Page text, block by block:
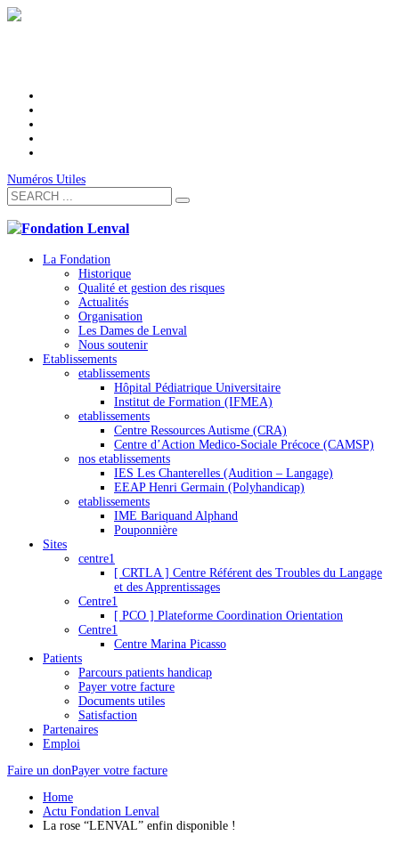
Numéros Utiles
La Fondation
Historique
Qualité et gestion des risques
Actualités
Organisation
Les Dames de Lenval
Nous soutenir
Etablissements
etablissements
Hôpital Pédiatrique Universitaire
Institut de Formation (IFMEA)
etablissements
Centre Ressources Autisme (CRA)
Centre d’Action Medico-Sociale Précoce (CAMSP)
nos etablissements
IES Les Chanterelles (Audition – Langage)
EEAP Henri Germain (Polyhandicap)
etablissements
IME Bariquand Alphand
Pouponnière
Sites
centre1
[ CRTLA ] Centre Référent des Troubles du Langage
et des Apprentissages
Centre1
[ PCO ] Plateforme Coordination Orientation
Centre1
Centre Marina Picasso
Patients
Parcours patients handicap
Payer votre facture
Documents utiles
Satisfaction
Partenaires
Emploi
Faire un donPayer votre facture
Home
Actu Fondation Lenval
La rose “LENVAL” enfin disponible !